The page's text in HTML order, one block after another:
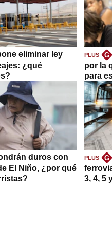
eliminar ley
¿qué
PLUS G
por la
para
duros con
El Niño, ¿por qué
PLUS G
3, 4, 5